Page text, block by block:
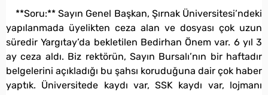
**Soru:** Sayın Genel Başkan, Şırnak Üniversitesi’ndeki
yapılanmada üyelikten ceza alan ve dosyası çok uzun
süredir Yargıtay’da bekletilen Bedirhan Önem var. 6 yıl 3
ay ceza aldı. Biz rektörün, Sayın Bursalı’nın bir haftadır
belgelerini açıkladığı bu şahsı koruduğuna dair çok haber
yaptık. Üniversitede kaydı var, SSK kaydı var, lojmanı